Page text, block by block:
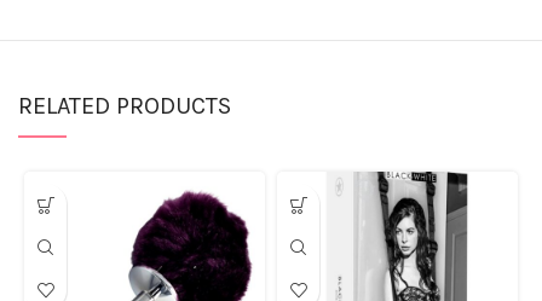
RELATED PRODUCTS